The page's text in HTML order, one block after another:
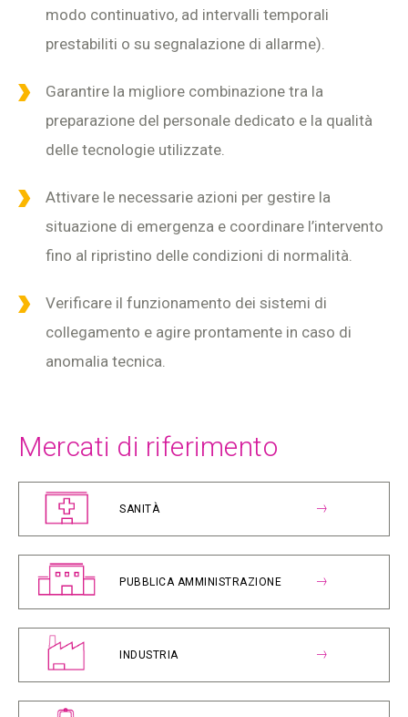
modo continuativo, ad intervalli temporali
prestabiliti o su segnalazione di allarme).
Garantire la migliore combinazione tra la
preparazione del personale dedicato e la qualità
delle tecnologie utilizzate.
Attivare le necessarie azioni per gestire la
situazione di emergenza e coordinare l’intervento
fino al ripristino delle condizioni di normalità.
Verificare il funzionamento dei sistemi di
collegamento e agire prontamente in caso di
anomalia tecnica.
Mercati di riferimento
SANITÀ
PUBBLICA AMMINISTRAZIONE
INDUSTRIA